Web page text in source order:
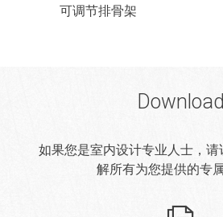
可调节排骨架
Download
如果您是室内设计专业人士，请
解所有为您提供的专属